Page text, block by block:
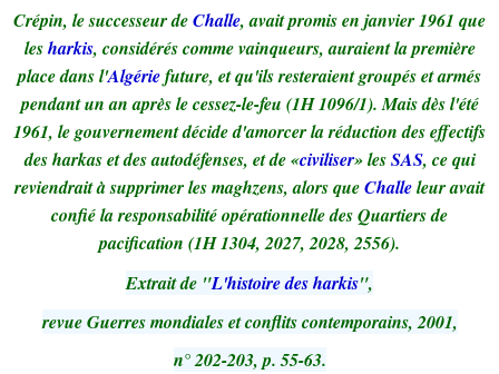
Crépin, le successeur deChalle, avait promis en janvier 1961 que
lesharkis, considérés comme vainqueurs, auraient la première
place dans l'Algériefuture, et qu'ils resteraient groupés et armés
pendant un an après le cessez-le-feu (1H 1096/1). Mais dès l'été
1961, le gouvernement décide d'amorcer la réduction des effectifs
des harkas et des autodéfenses, et de «civiliser» lesSAS, ce qui
reviendrait à supprimer les maghzens, alors queChalleleur avait
confié la responsabilité opérationnelle des Quartiers de
pacification (1H 1304, 2027, 2028, 2556).
Extrait de "L'histoire des harkis",
revue Guerres mondiales et conflits contemporains, 2001,
n° 202-203, p. 55-63.